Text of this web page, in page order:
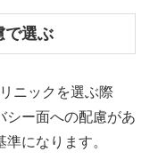
で選ぶ
ニックを選ぶ際
シー面への配慮があ
になります。